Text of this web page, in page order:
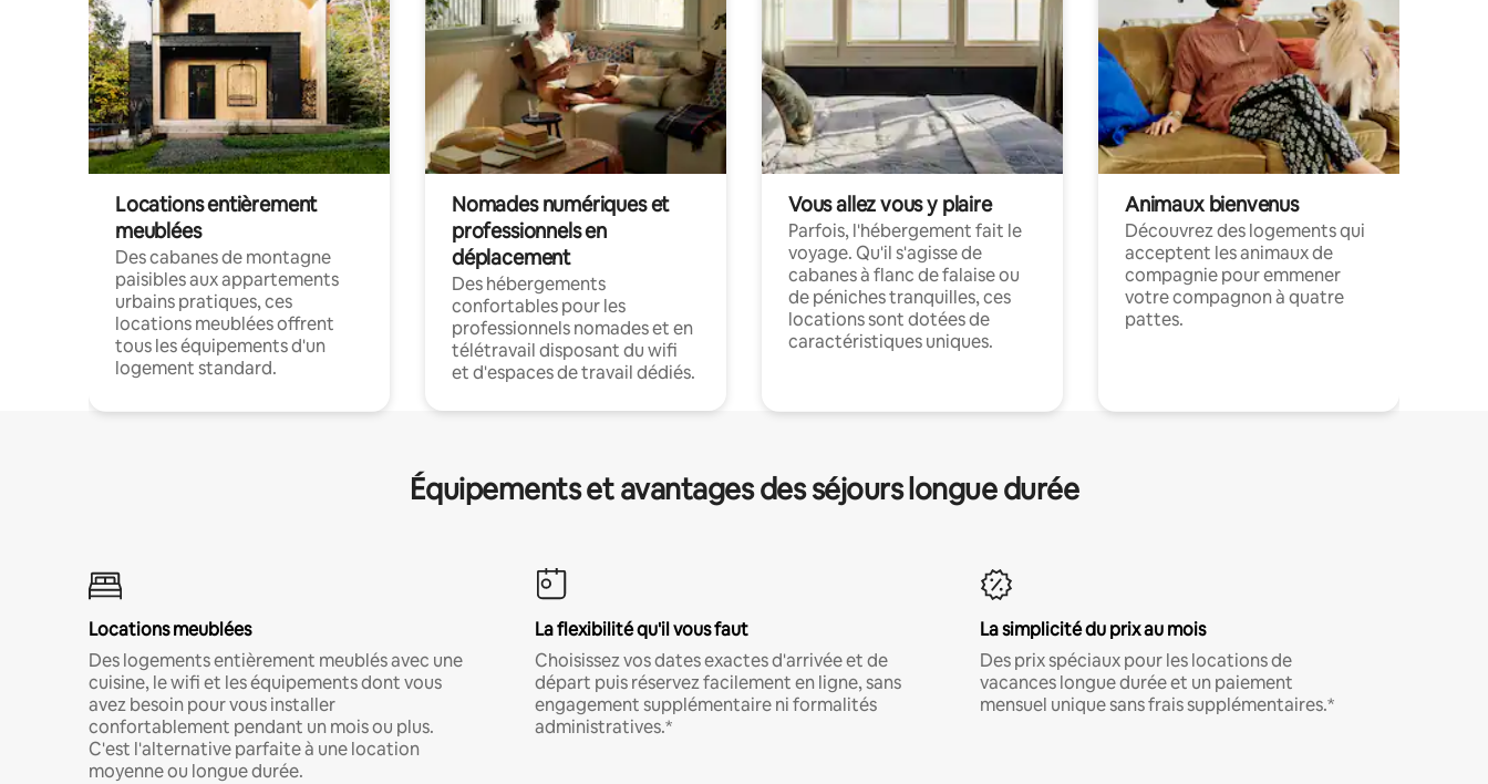
Locations entièrement
meublées
Des cabanes de montagne
paisibles aux appartements
urbains pratiques, ces
locations meublées offrent
tous les équipements d'un
logement standard.
Nomades numériques et
professionnels en
déplacement
Des hébergements
confortables pour les
professionnels nomades et en
télétravail disposant du wifi
et d'espaces de travail dédiés.
Vous allez vous y plaire
Parfois, l'hébergement fait le
voyage. Qu'il s'agisse de
cabanes à flanc de falaise ou
de péniches tranquilles, ces
locations sont dotées de
caractéristiques uniques.
Animaux bienvenus
Découvrez des logements qui
acceptent les animaux de
compagnie pour emmener
votre compagnon à quatre
pattes.
Équipements et avantages des séjours longue durée
Locations meublées
Des logements entièrement meublés avec une
cuisine, le wifi et les équipements dont vous
avez besoin pour vous installer
confortablement pendant un mois ou plus.
C'est l'alternative parfaite à une location
moyenne ou longue durée.
La flexibilité qu'il vous faut
Choisissez vos dates exactes d'arrivée et de
départ puis réservez facilement en ligne, sans
engagement supplémentaire ni formalités
administratives.*
La simplicité du prix au mois
Des prix spéciaux pour les locations de
vacances longue durée et un paiement
mensuel unique sans frais supplémentaires.*